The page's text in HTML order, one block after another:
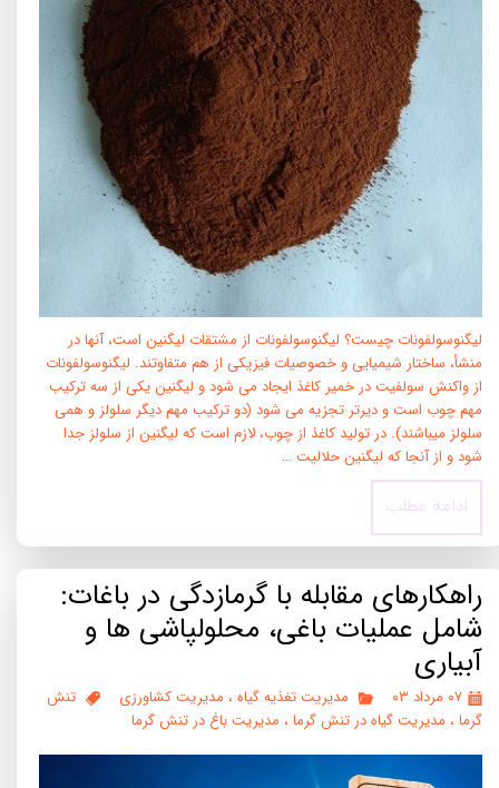
لیگنوسولفونات چیست؟ لیگنوسولفونات از مشتقات لیگنین است، آن­ها در
منشأ، ساختار شیمیایی و خصوصیات فیزیکی از هم متفاوتند. لیگنوسولفونات
از واکنش سولفیت در خمیر کاغذ ایجاد می ­شود و لیگنین یکی از سه ترکیب
مهم چوب است و دیرتر تجزیه می ­شود (دو ترکیب مهم دیگر سلولز و همی
سلولز می­باشند). در تولید کاغذ از چوب، لازم است که لیگنین از سلولز جدا
شود و از آنجا که لیگنین حلالیت …
ادامه مطلب
راهکارهای مقابله با گرمازدگی در باغات:
شامل عملیات باغی، محلولپاشی ها و
آبیاری
۰۷ مرداد ۰۳ مدیریت تغذیه گیاه ، مدیریت کشاورزی
تنش
گرما ، مدیریت گیاه در تنش گرما ، مدیریت باغ در تنش گرما